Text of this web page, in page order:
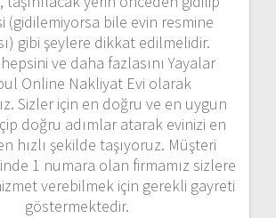
(gidilemiyorsa bile evin resmine
gibi şeylere dikkat edilmelidir.
ve daha fazlasını Yayalar
Online Nakliyat Evi olarak
Sizler için en doğru ve en uygun
doğru adımlar atarak evinizi en
hızlı şekilde taşıyoruz. Müşteri
1 numara olan firmamız sizlere
verebilmek için gerekli gayreti
göstermektedir.